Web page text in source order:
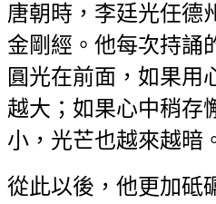
唐朝時，李廷光任德
金剛經。他每次持誦
圓光在前面，如果用
越大；如果心中稍存
小，光芒也越來越暗
從此以後，他更加砥